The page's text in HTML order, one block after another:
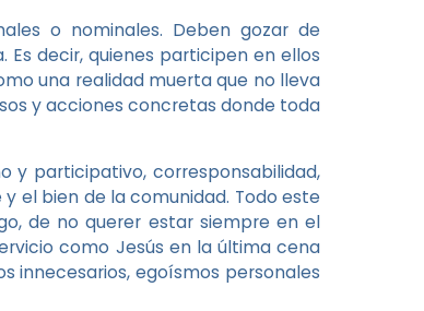
o nominales. Deben gozar de
decir, quienes participen en ellos
una realidad muerta que no lleva
y acciones concretas donde toda
y participativo, corresponsabilidad,
el bien de la comunidad. Todo este
de no querer estar siempre en el
como Jesús en la última cena
innecesarios, egoísmos personales